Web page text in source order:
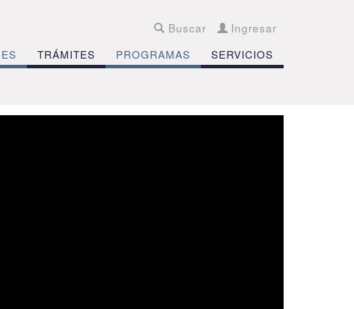
TRÁMITES PROGRAMAS SERVICIOS
Buscar Ingresar